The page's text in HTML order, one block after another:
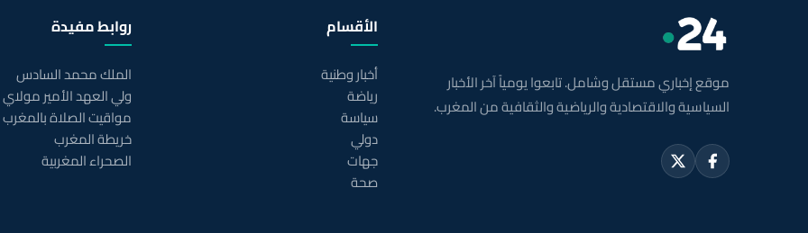
موقع إخباري مستقل وشامل. تابعوا يومياً آخر الأخبار
السياسية والاقتصادية والرياضية والثقافية من المغرب.
الأقسام
أخبار وطنية
رياضة
سياسة
دولي
جهات
صحة
روابط مفيدة
الملك محمد السادس
ولي العهد الأمير
مواقيت الصلاة بالمغرب
خريطة المغرب
الصحراء المغربية